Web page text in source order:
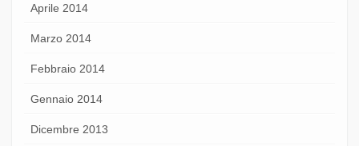
Aprile 2014
Marzo 2014
Febbraio 2014
Gennaio 2014
Dicembre 2013